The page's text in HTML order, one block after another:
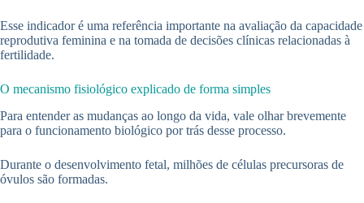
Esse indicador é uma referência importante na avaliação da capacidade
reprodutiva feminina e na tomada de decisões clínicas relacionadas à
fertilidade.
O mecanismo fisiológico explicado de forma simples
Para entender as mudanças ao longo da vida, vale olhar brevemente
para o funcionamento biológico por trás desse processo.
Durante o desenvolvimento fetal, milhões de células precursoras de
óvulos são formadas.